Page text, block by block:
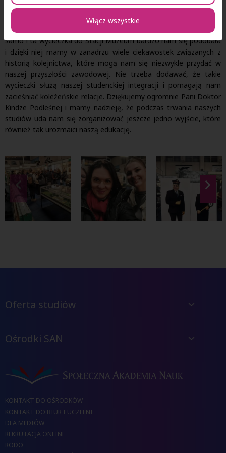
Jako studenci turystyki uwielbiamy wszelkiego rodzaju wycieczki
oraz wyjścia, które w sposób praktyczny poszerzają naszą
wiedzę i pomagają nam zdobywać nowe doświadczenia. Tak
samo i ta wycieczka do Stacji Muzeum bardzo nam się podobała
i dzięki niej mamy w zanadrzu wiele ciekawostek związanych z
historią kolejnictwa, które mogą nam się niezwykle przydać w
naszej przyszłości zawodowej. Nie trzeba dodawać, że takie
wycieczki służą naszej studenckiej integracji i pomagają nam
zacieśniać koleżeńskie relacje. Dziękujemy ogromnie Pani Doktor
Kindze Podleśnej i mamy nadzieję, że podczas trwania naszych
studiów uda nam się zorganizować jeszcze jedno wyjście, które
również tak urozmaici naszą edukację.
Oferta studiów
Ośrodki SAN
KONTAKT DO OŚRODKÓW
KONTAKT DO BIUR I UCZELNI
DLA MEDIÓW
REKRUTACJA ONLINE
RODO
Włącz wszystkie